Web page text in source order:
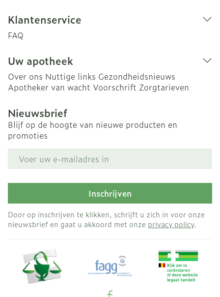
Klantenservice
FAQ
Uw apotheek
Over ons Nuttige links Gezondheidsnieuws
Apotheker van wacht Voorschrift Zorgtarieven
Nieuwsbrief
Blijf op de hoogte van nieuwe producten en
promoties
Inschrijven
Door op inschrijven te klikken, schrijft u zich in voor onze
nieuwsbrief en gaat u akkoord met onze privacy policy.